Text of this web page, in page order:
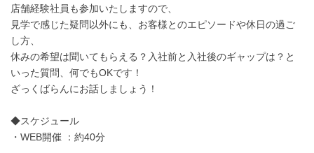
店舗経験社員も参加いたしますので、
見学で感じた疑問以外にも、お客様とのエピソードや休日の過ご
し方、
休みの希望は聞いてもらえる？入社前と入社後のギャップは？と
いった質問、何でもOKです！
ざっくばらんにお話しましょう！
◆スケジュール
・WEB開催 ：約40分